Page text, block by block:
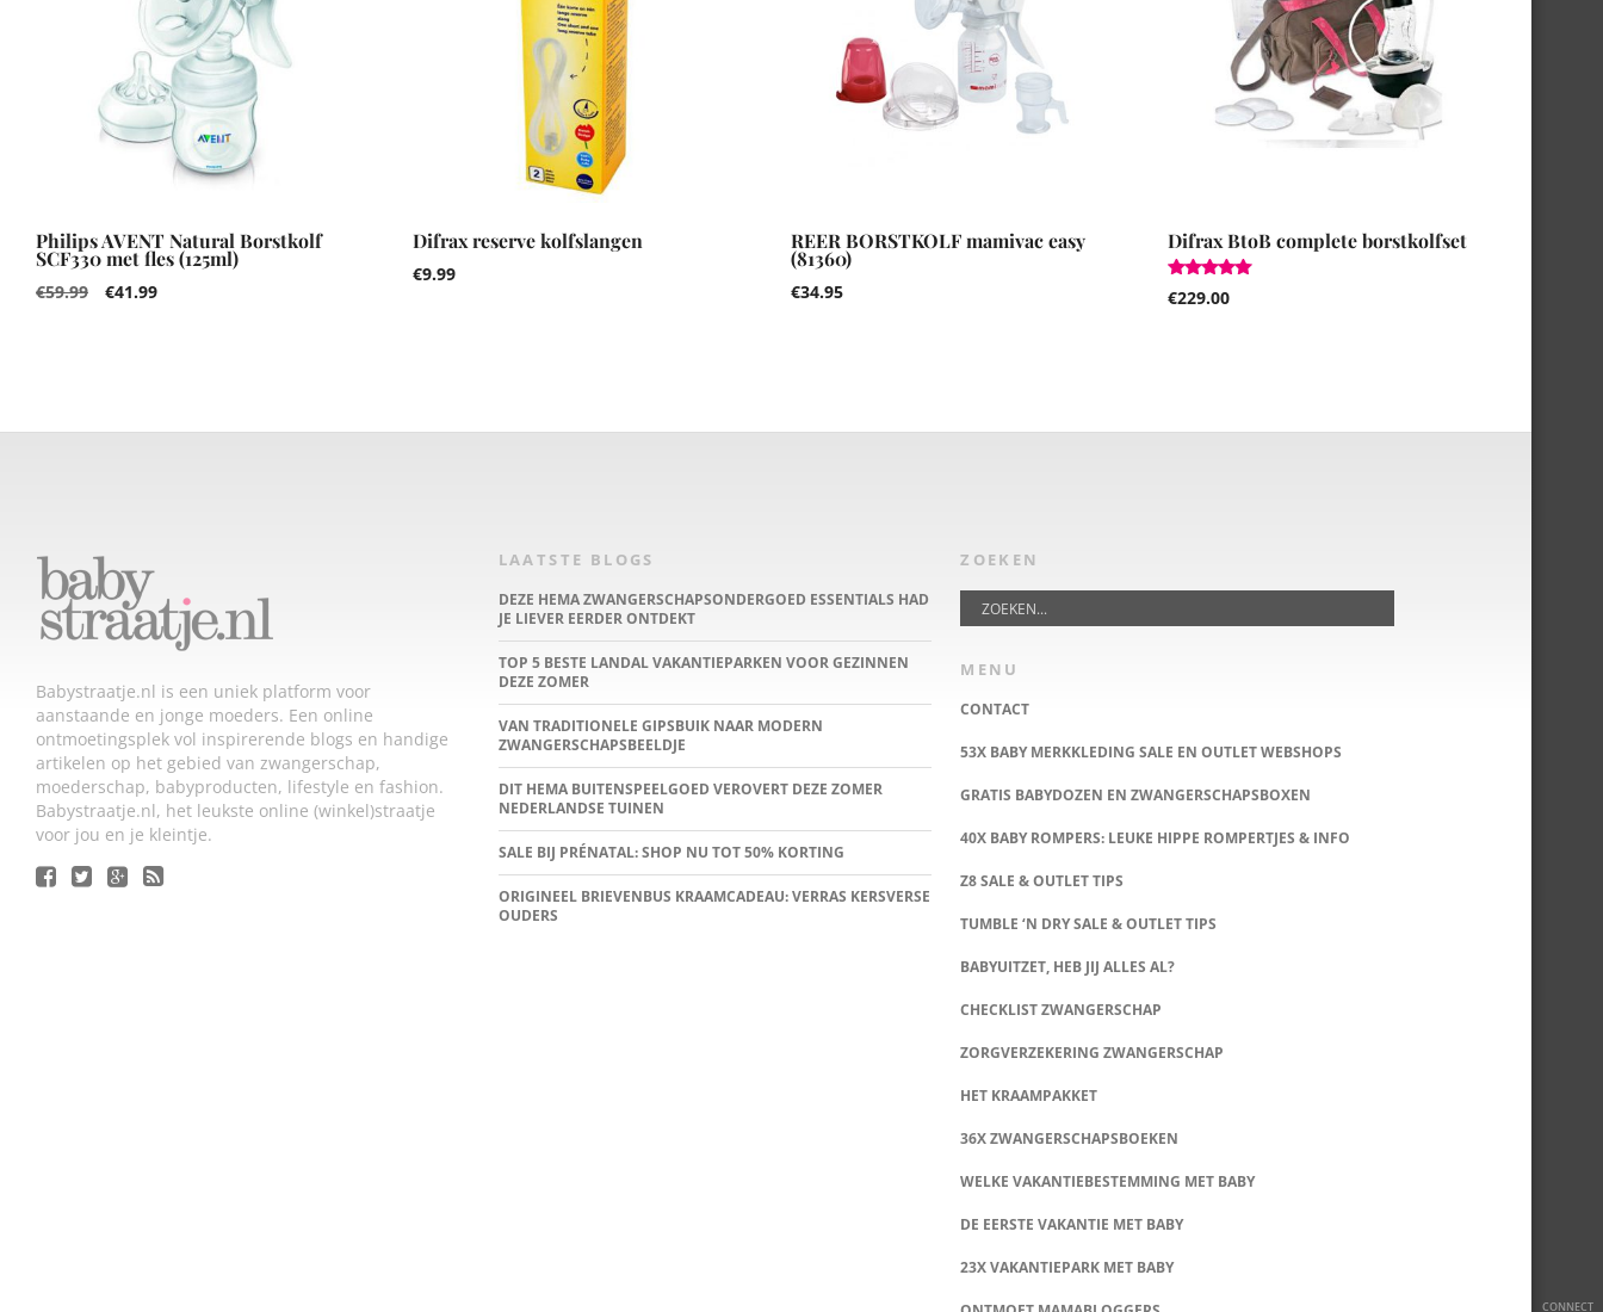
CONNECT
Philips AVENT Natural Borstkolf
SCF330 met fles (125ml)
€59.99 €41.99
Difrax reserve kolfslangen
€9.99
REER BORSTKOLF mamivac easy
(81360)
€34.95
Difrax BtoB complete borstkolfset
Gewaardeerd
5.00
€229.00
Babystraatje.nl is een uniek platform voor
aanstaande en jonge moeders. Een online
ontmoetingsplek vol inspirerende blogs en handige
artikelen op het gebied van zwangerschap,
moederschap, babyproducten, lifestyle en fashion.
Babystraatje.nl, het leukste online (winkel)straatje
voor jou en je kleintje.
LAATSTE BLOGS
DEZE HEMA ZWANGERSCHAPSONDERGOED ESSENTIALS HAD
JE LIEVER EERDER ONTDEKT
TOP 5 BESTE LANDAL VAKANTIEPARKEN VOOR GEZINNEN
DEZE ZOMER
VAN TRADITIONELE GIPSBUIK NAAR MODERN
ZWANGERSCHAPSBEELDJE
DIT HEMA BUITENSPEELGOED VEROVERT DEZE ZOMER
NEDERLANDSE TUINEN
SALE BIJ PRÉNATAL: SHOP NU TOT 50% KORTING
ORIGINEEL BRIEVENBUS KRAAMCADEAU: VERRAS KERSVERSE
OUDERS
ZOEKEN
MENU
CONTACT
53X BABY MERKKLEDING SALE EN OUTLET WEBSHOPS
GRATIS BABYDOZEN EN ZWANGERSCHAPSBOXEN
40X BABY ROMPERS: LEUKE HIPPE ROMPERTJES & INFO
Z8 SALE & OUTLET TIPS
TUMBLE ‘N DRY SALE & OUTLET TIPS
BABYUITZET, HEB JIJ ALLES AL?
CHECKLIST ZWANGERSCHAP
ZORGVERZEKERING ZWANGERSCHAP
HET KRAAMPAKKET
36X ZWANGERSCHAPSBOEKEN
WELKE VAKANTIEBESTEMMING MET BABY
DE EERSTE VAKANTIE MET BABY
23X VAKANTIEPARK MET BABY